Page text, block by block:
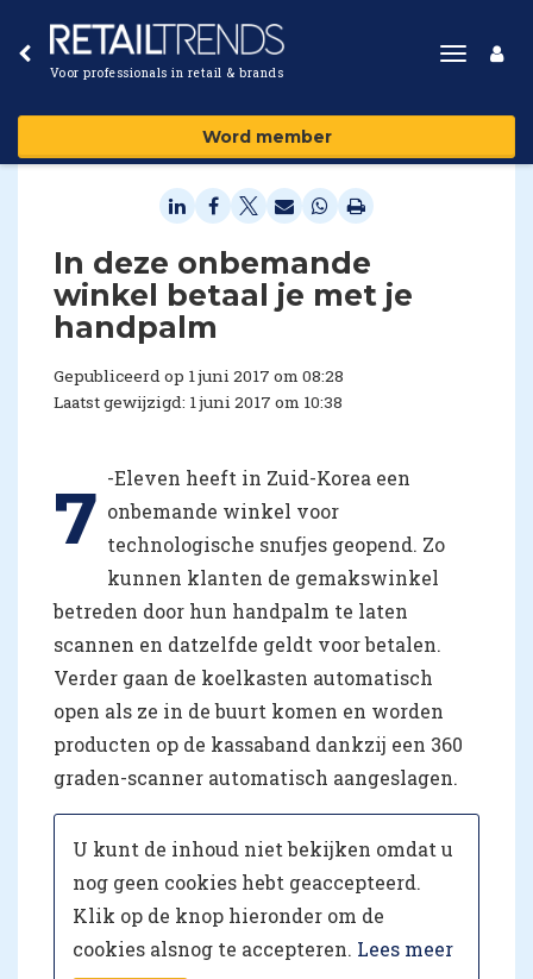
Voor professionals in retail & brands
Toggle
Word member
In deze onbemande
winkel betaal je met je
handpalm
Gepubliceerd op 1 juni 2017 om 08:28
Laatst gewijzigd: 1 juni 2017 om 10:38
7 -Eleven heeft in Zuid-Korea een
onbemande winkel voor
technologische snufjes geopend. Zo
kunnen klanten de gemakswinkel
betreden door hun handpalm te laten
scannen en datzelfde geldt voor betalen.
Verder gaan de koelkasten automatisch
open als ze in de buurt komen en worden
producten op de kassaband dankzij een 360
graden-scanner automatisch aangeslagen.
U kunt de inhoud niet bekijken omdat u
nog geen cookies hebt geaccepteerd.
Klik op de knop hieronder om de
cookies alsnog te accepteren. Lees meer